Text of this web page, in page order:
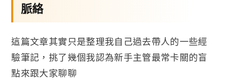
脈絡
這篇文章其實只是整理我自己過去帶人的一些經
驗筆記，挑了幾個我認為新手主管最常卡關的盲
點來跟大家聊聊